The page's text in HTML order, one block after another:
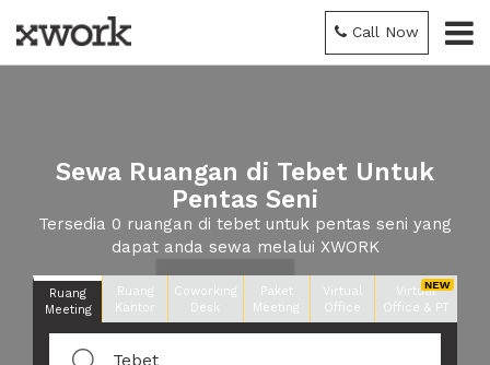
Call Now
Sewa Ruangan di Tebet Untuk
Pentas Seni
Tersedia 0 ruangan di tebet untuk pentas seni yang
dapat anda sewa melalui XWORK
Ruang
Meeting
Ruang
Kantor
Coworking
Desk
Paket
Meeting
Virtual
Office
Virtual
Office & PT